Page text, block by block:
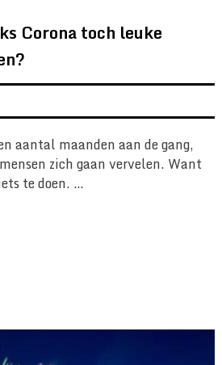
Corona toch leuke
aantal maanden aan de gang,
zich gaan vervelen. Want
te doen. …